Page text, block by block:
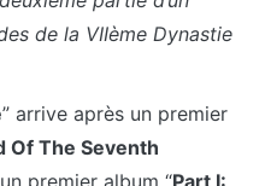
de la VIIème Dynastie
” arrive après un premier
Of The Seventh